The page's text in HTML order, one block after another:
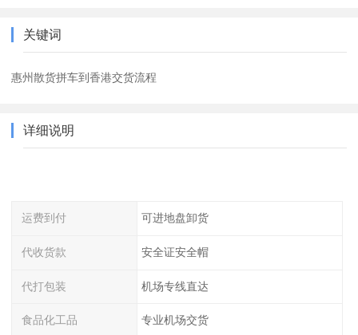
关键词
惠州散货拼车到香港交货流程
详细说明
运费到付 可进地盘卸货
代收货款 安全证安全帽
代打包装 机场专线直达
食品化工品 专业机场交货